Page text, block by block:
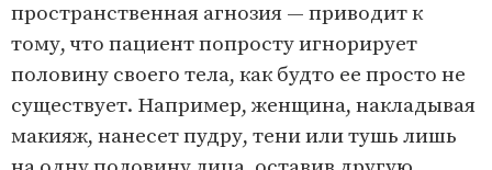
пространственная агнозия — приводит к
тому, что пациент попросту игнорирует
половину своего тела, как будто ее просто не
существует. Например, женщина, накладывая
макияж, нанесет пудру, тени или тушь лишь